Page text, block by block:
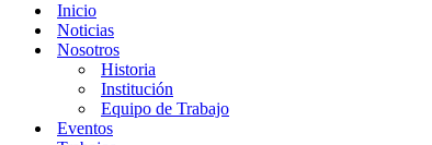
Inicio
Noticias
Nosotros
Historia
Institución
Equipo de Trabajo
Eventos